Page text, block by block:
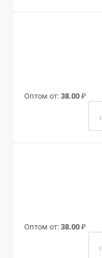
Оптом от: 38.00 ₽
Оптом от: 38.00 ₽